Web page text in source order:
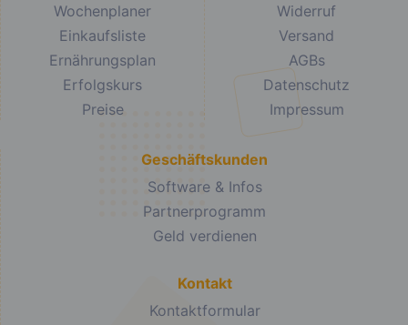
Wochenplaner
Einkaufsliste
Ernährungsplan
Erfolgskurs
Preise
Widerruf
Versand
AGBs
Datenschutz
Impressum
Geschäftskunden
Software & Infos
Partnerprogramm
Geld verdienen
Kontakt
Kontaktformular